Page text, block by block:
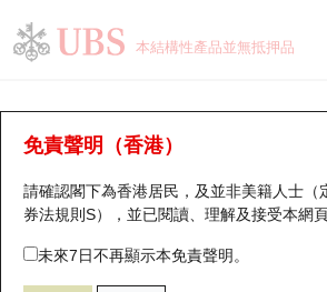
本結構性產品並無抵押品
免責聲明（香港）
請確認閣下為香港居民，及並非美籍人士（
券法規則S），並已閱讀、理解及接受本網
未來7日不再顯示本免責聲明。
牛熊證分析儀
表現 街貨統計 比較
67991 瑞銀牛證 3988 中國銀
瑞銀認股證一覽
新發行瑞銀認股證
即將到期認股證
街貨統計
比較
牛熊全景快搜
牛熊證搜尋
牛熊證街貨分佈圖
街貨統計
比較
十大升幅/跌幅
十大認股證成交分佈
十天股證佔大市成交
正股分析儀
二十大活躍股份
恒指成份股
持股比重
顯示所有持股比重
每月輪證大市專題
輪證專欄
講座及教育短片